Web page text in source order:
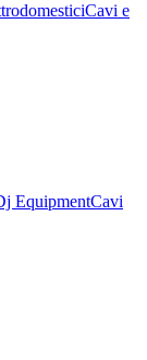
Cavi e
EquipmentCavi